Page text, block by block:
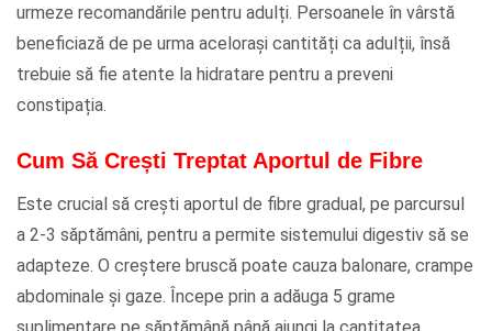
urmeze recomandările pentru adulți. Persoanele în vârstă
beneficiază de pe urma acelorași cantități ca adulții, însă
trebuie să fie atente la hidratare pentru a preveni
constipația.
Cum Să Crești Treptat Aportul de Fibre
Este crucial să crești aportul de fibre gradual, pe parcursul
a 2-3 săptămâni, pentru a permite sistemului digestiv să se
adapteze. O creștere bruscă poate cauza balonare, crampe
abdominale și gaze. Începe prin a adăuga 5 grame